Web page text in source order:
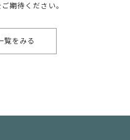
期待ください。
覧をみる